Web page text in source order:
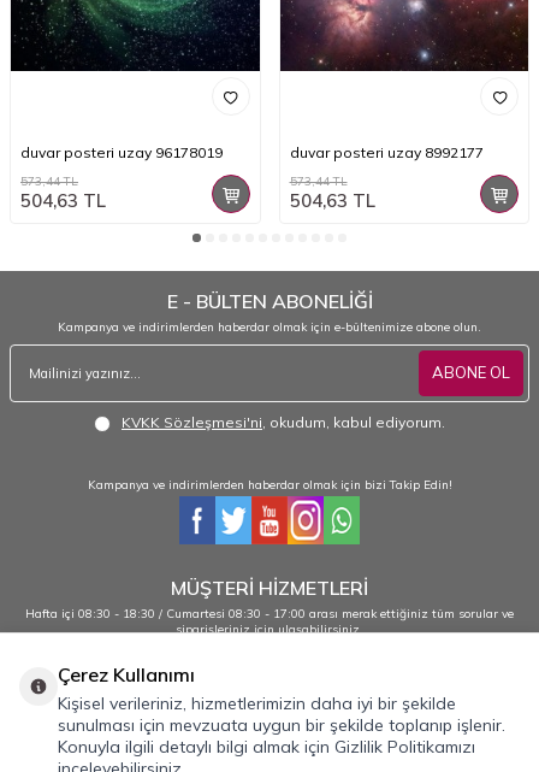
duvar posteri uzay 96178019
573,44TL
504,63 TL
duvar posteri uzay 8992177
573,44TL
504,63 TL
E - BÜLTEN ABONELİĞİ
Kampanya ve indirimlerden haberdar olmak için e-bültenimize abone olun.
ABONE OL
KVKK Sözleşmesi'ni , okudum, kabul ediyorum.
Kampanya ve indirimlerden haberdar olmak için bizi Takip Edin!
MÜŞTERİ HİZMETLERİ
Hafta içi 08:30 - 18:30 / Cumartesi 08:30 - 17:00 arası merak ettiğiniz tüm sorular ve
siparişleriniz için ulaşabilirsiniz.
0232 484 38 44 - 0533 330 88 95
Önemli Bilgiler
Çerez Kullanımı
Kişisel verileriniz, hizmetlerimizin daha iyi bir şekilde
sunulması için mevzuata uygun bir şekilde toplanıp işlenir.
Konuyla ilgili detaylı bilgi almak için Gizlilik Politikamızı